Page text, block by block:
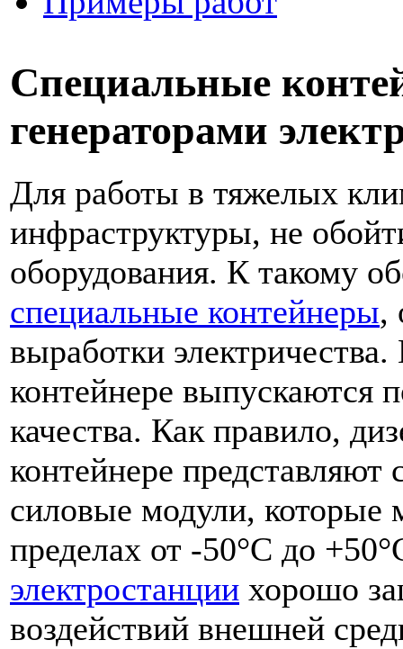
Специальные
генераторами
Для работы в тяжелых
инфраструктуры, не
оборудования. К такому
специальные контейнеры,
выработки
контейнере выпускаются
качества. Как правило,
контейнере
силовые модули, которые
пределах от -50°С до
электростанции хорошо
воздействий внешней